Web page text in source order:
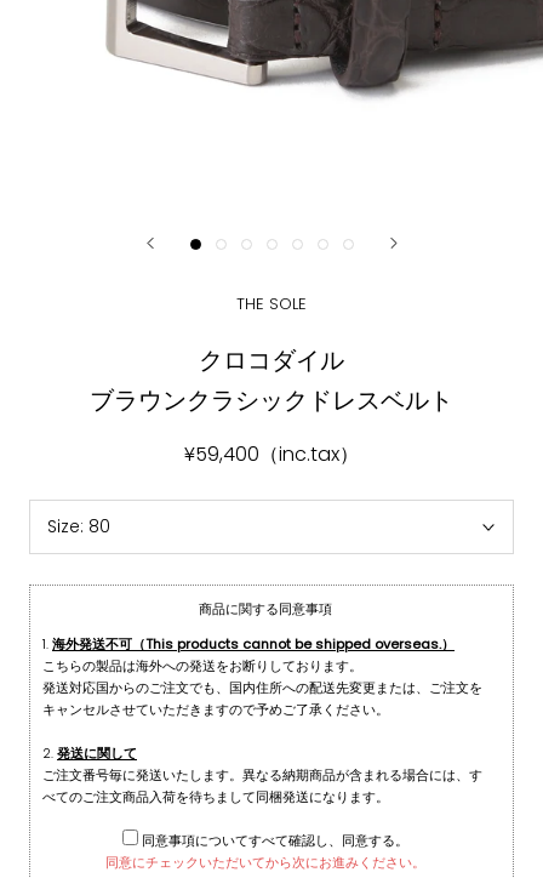
THE SOLE
クロコダイル
ブラウンクラシックドレスベルト
¥59,400（inc.tax）
Size: 80
商品に関する同意事項
海外発送不可（This products cannot be shipped overseas.）
こちらの製品は海外への発送をお断りしております。
発送対応国からのご注文でも、国内住所への配送先変更または、ご注文を
キャンセルさせていただきますので予めご了承ください。
発送に関して
ご注文番号毎に発送いたします。異なる納期商品が含まれる場合には、す
べてのご注文商品入荷を待ちまして同梱発送になります。
同意事項についてすべて確認し、同意する。
同意にチェックいただいてから次にお進みください。